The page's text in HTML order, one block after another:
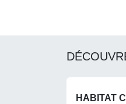
HABITAT